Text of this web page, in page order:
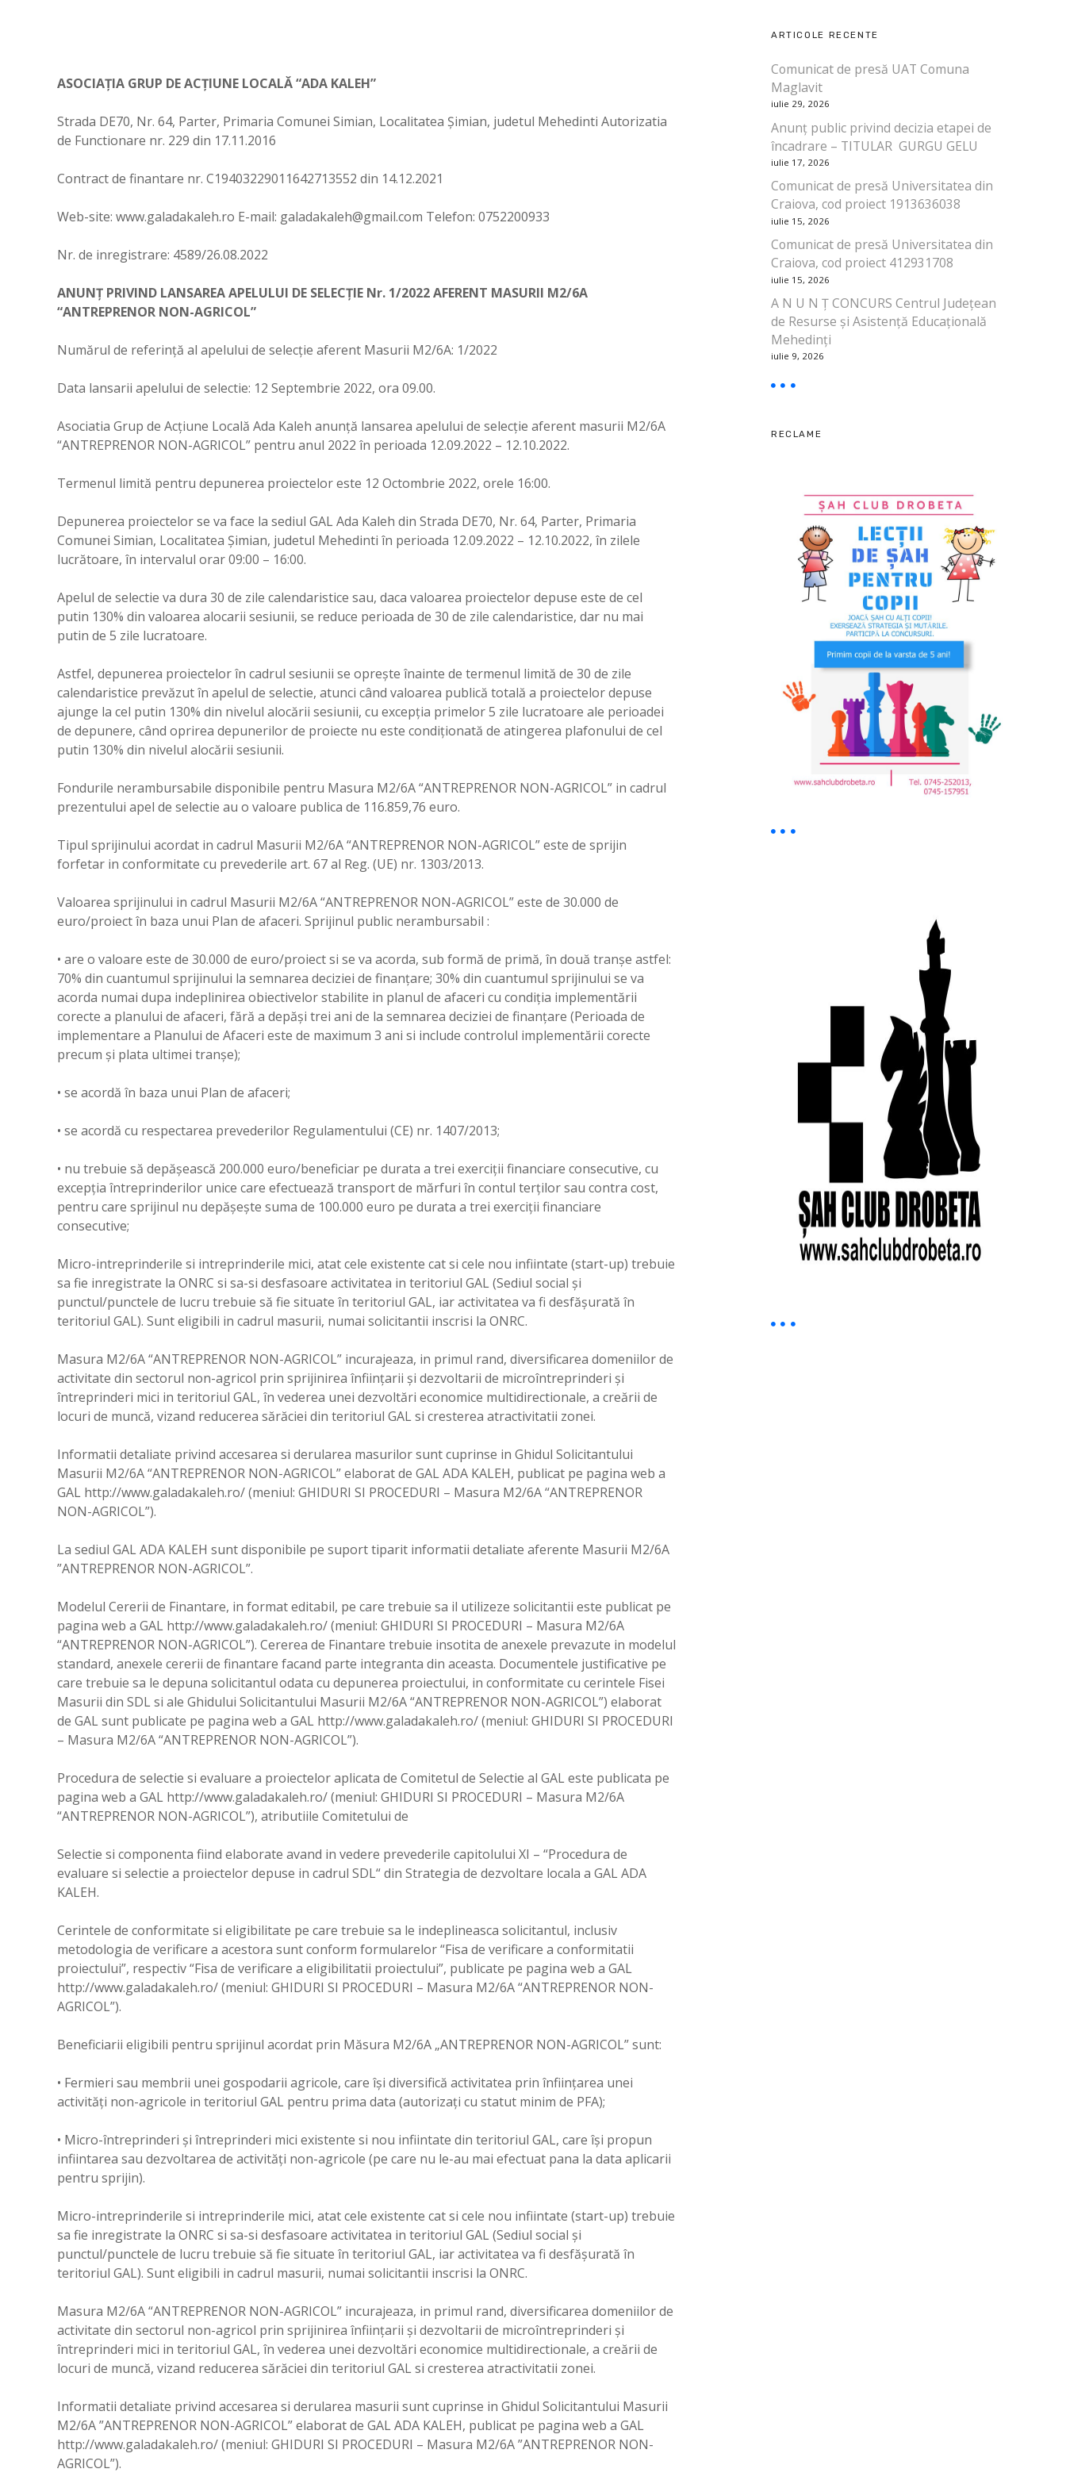
ASOCIAŢIA GRUP DE ACŢIUNE LOCALĂ “ADA KALEH”
Strada DE70, Nr. 64, Parter, Primaria Comunei Simian, Localitatea Șimian, judetul Mehedinti Autorizatia
de Functionare nr. 229 din 17.11.2016
Contract de finantare nr. C19403229011642713552 din 14.12.2021
Web-site: www.galadakaleh.ro E-mail: galadakaleh@gmail.com Telefon: 0752200933
Nr. de inregistrare: 4589/26.08.2022
ANUNȚ PRIVIND LANSAREA APELULUI DE SELECȚIE Nr. 1/2022AFERENT MASURII M2/6A
“ANTREPRENOR NON-AGRICOL”
Numărul de referință al apelului de selecție aferent Masurii M2/6A: 1/2022
Data lansarii apelului de selectie: 12 Septembrie 2022, ora 09.00.
Asociatia Grup de Acțiune Locală Ada Kaleh anunță lansarea apelului de selecție aferent masurii M2/6A
“ANTREPRENOR NON-AGRICOL” pentru anul 2022 în perioada 12.09.2022 – 12.10.2022.
Termenul limită pentru depunerea proiectelor este 12 Octombrie 2022, orele 16:00.
Depunerea proiectelor se va face la sediul GAL Ada Kaleh din Strada DE70, Nr. 64, Parter, Primaria
Comunei Simian, Localitatea Șimian, judetul Mehedinti în perioada 12.09.2022 – 12.10.2022, în zilele
lucrătoare, în intervalul orar 09:00 – 16:00.
Apelul de selectie va dura 30 de zile calendaristice sau, daca valoarea proiectelor depuse este de cel
putin 130% din valoarea alocarii sesiunii, se reduce perioada de 30 de zile calendaristice, dar nu mai
putin de 5 zile lucratoare.
Astfel, depunerea proiectelor în cadrul sesiunii se opreşte înainte de termenul limită de 30 de zile
calendaristice prevăzut în apelul de selectie, atunci când valoarea publică totală a proiectelor depuse
ajunge la cel putin 130% din nivelul alocării sesiunii, cu excepția primelor 5 zile lucratoare ale perioadei
de depunere, când oprirea depunerilor de proiecte nu este condiționată de atingerea plafonului de cel
putin 130% din nivelul alocării sesiunii.
Fondurile nerambursabile disponibile pentru Masura M2/6A “ANTREPRENOR NON-AGRICOL” in cadrul
prezentului apel de selectie au o valoare publica de 116.859,76 euro.
Tipul sprijinului acordat in cadrul Masurii M2/6A “ANTREPRENOR NON-AGRICOL” este de sprijin
forfetar in conformitate cu prevederile art. 67 al Reg. (UE) nr. 1303/2013.
Valoarea sprijinului in cadrul Masurii M2/6A “ANTREPRENOR NON-AGRICOL” este de 30.000 de
euro/proiect în baza unui Plan de afaceri. Sprijinul public nerambursabil :
• are o valoare este de 30.000 de euro/proiect si se va acorda, sub formă de primă, în două tranşe astfel:
70% din cuantumul sprijinului la semnarea deciziei de finanțare; 30% din cuantumul sprijinului se va
acorda numai dupa indeplinirea obiectivelor stabilite in planul de afaceri cu condiția implementării
corecte a planului de afaceri, fără a depăși trei ani de la semnarea deciziei de finanțare (Perioada de
implementare a Planului de Afaceri este de maximum 3 ani si include controlul implementării corecte
precum și plata ultimei tranșe);
• se acordă în baza unui Plan de afaceri;
• se acordă cu respectarea prevederilor Regulamentului (CE) nr. 1407/2013;
• nu trebuie să depăşească 200.000 euro/beneficiar pe durata a trei exerciții financiare consecutive, cu
excepția întreprinderilor unice care efectuează transport de mărfuri în contul terților sau contra cost,
pentru care sprijinul nu depășește suma de 100.000 euro pe durata a trei exerciții financiare
consecutive;
Micro-intreprinderile si intreprinderile mici, atat cele existente cat si cele nou infiintate (start-up) trebuie
sa fie inregistrate la ONRC si sa-si desfasoare activitatea in teritoriul GAL (Sediul social și
punctul/punctele de lucru trebuie să fie situate în teritoriul GAL, iar activitatea va fi desfășurată în
teritoriul GAL). Sunt eligibili in cadrul masurii, numai solicitantii inscrisi la ONRC.
Masura M2/6A “ANTREPRENOR NON-AGRICOL” incurajeaza, in primul rand, diversificarea domeniilor de
activitate din sectorul non-agricol prin sprijinirea înfiinţarii şi dezvoltarii de microîntreprinderi şi
întreprinderi mici in teritoriul GAL, în vederea unei dezvoltări economice multidirectionale, a creării de
locuri de muncă, vizand reducerea sărăciei din teritoriul GAL si cresterea atractivitatii zonei.
Informatii detaliate privind accesarea si derularea masurilor sunt cuprinse in Ghidul Solicitantului
Masurii M2/6A “ANTREPRENOR NON-AGRICOL” elaborat de GAL ADA KALEH, publicat pe pagina web a
GAL http://www.galadakaleh.ro/ (meniul: GHIDURI SI PROCEDURI – Masura M2/6A “ANTREPRENOR
NON-AGRICOL”).
La sediul GAL ADA KALEH sunt disponibile pe suport tiparit informatii detaliate aferente Masurii M2/6A
”ANTREPRENOR NON-AGRICOL”.
Modelul Cererii de Finantare, in format editabil, pe care trebuie sa il utilizeze solicitantii este publicat pe
pagina web a GAL http://www.galadakaleh.ro/ (meniul: GHIDURI SI PROCEDURI – Masura M2/6A
“ANTREPRENOR NON-AGRICOL”). Cererea de Finantare trebuie insotita de anexele prevazute in modelul
standard, anexele cererii de finantare facand parte integranta din aceasta. Documentele justificative pe
care trebuie sa le depuna solicitantul odata cu depunerea proiectului, in conformitate cu cerintele Fisei
Masurii din SDL si ale Ghidului Solicitantului Masurii M2/6A “ANTREPRENOR NON-AGRICOL”) elaborat
de GAL sunt publicate pe pagina web a GAL http://www.galadakaleh.ro/ (meniul: GHIDURI SI PROCEDURI
– Masura M2/6A “ANTREPRENOR NON-AGRICOL”).
Procedura de selectie si evaluare a proiectelor aplicata de Comitetul de Selectie al GAL este publicata pe
pagina web a GAL http://www.galadakaleh.ro/ (meniul: GHIDURI SI PROCEDURI – Masura M2/6A
“ANTREPRENOR NON-AGRICOL”), atributiile Comitetului de
Selectie si componenta fiind elaborate avand in vedere prevederile capitolului XI – “Procedura de
evaluare si selectie a proiectelor depuse in cadrul SDL“ din Strategia de dezvoltare locala a GAL ADA
KALEH.
Cerintele de conformitate si eligibilitate pe care trebuie sa le indeplineasca solicitantul, inclusiv
metodologia de verificare a acestora sunt conform formularelor “Fisa de verificare a conformitatii
proiectului”, respectiv “Fisa de verificare a eligibilitatii proiectului”, publicate pe pagina web a GAL
http://www.galadakaleh.ro/ (meniul: GHIDURI SI PROCEDURI – Masura M2/6A “ANTREPRENOR NON-
AGRICOL”).
Beneficiarii eligibili pentru sprijinul acordat prin Măsura M2/6A „ANTREPRENOR NON-AGRICOL” sunt:
• Fermieri sau membrii unei gospodarii agricole, care își diversifică activitatea prin înființarea unei
activități non-agricole in teritoriul GAL pentru prima data (autorizaţi cu statut minim de PFA);
• Micro-întreprinderi și întreprinderi mici existente si nou infiintate din teritoriul GAL, care își propun
infiintarea sau dezvoltarea de activități non-agricole (pe care nu le-au mai efectuat pana la data aplicarii
pentru sprijin).
Micro-intreprinderile si intreprinderile mici, atat cele existente cat si cele nou infiintate (start-up) trebuie
sa fie inregistrate la ONRC si sa-si desfasoare activitatea in teritoriul GAL (Sediul social și
punctul/punctele de lucru trebuie să fie situate în teritoriul GAL, iar activitatea va fi desfășurată în
teritoriul GAL). Sunt eligibili in cadrul masurii, numai solicitantii inscrisi la ONRC.
Masura M2/6A “ANTREPRENOR NON-AGRICOL” incurajeaza, in primul rand, diversificarea domeniilor de
activitate din sectorul non-agricol prin sprijinirea înfiinţarii şi dezvoltarii de microîntreprinderi şi
întreprinderi mici in teritoriul GAL, în vederea unei dezvoltări economice multidirectionale, a creării de
locuri de muncă, vizand reducerea sărăciei din teritoriul GAL si cresterea atractivitatii zonei.
Informatii detaliate privind accesarea si derularea masurii sunt cuprinse in Ghidul Solicitantului Masurii
M2/6A ”ANTREPRENOR NON-AGRICOL” elaborat de GAL ADA KALEH, publicat pe pagina web a GAL
http://www.galadakaleh.ro/ (meniul: GHIDURI SI PROCEDURI – Masura M2/6A ”ANTREPRENOR NON-
AGRICOL”).
ARTICOLE RECENTE
Comunicat de presă UAT Comuna
Maglavit
iulie 29, 2026
Anunț public privind decizia etapei de
încadrare – TITULAR GURGU GELU
iulie 17, 2026
Comunicat de presă Universitatea din
Craiova, cod proiect 1913636038
iulie 15, 2026
Comunicat de presă Universitatea din
Craiova, cod proiect 412931708
iulie 15, 2026
A N U N Ț CONCURS Centrul Județean
de Resurse și Asistență Educațională
Mehedinți
iulie 9, 2026
RECLAME